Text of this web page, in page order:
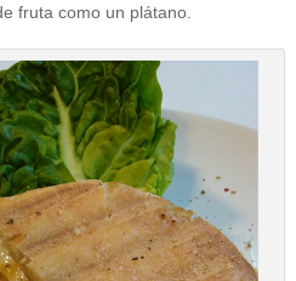
fruta como un plátano.